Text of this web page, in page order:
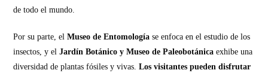
de todo el mundo.
Por su parte, elMuseo de Entomología se enfoca en el estudio de los
insectos, y elJardín Botánico y Museo de Paleobotánica exhibe una
diversidad de plantas fósiles y vivas.Los visitantes pueden disfrutar